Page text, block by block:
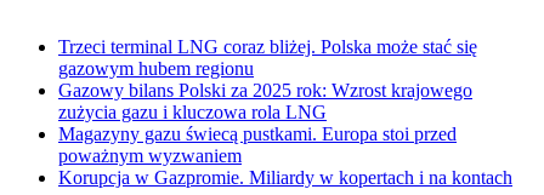
Trzeci terminal LNG coraz bliżej. Polska może stać się
gazowym hubem regionu
Gazowy bilans Polski za 2025 rok: Wzrost krajowego
zużycia gazu i kluczowa rola LNG
Magazyny gazu świecą pustkami. Europa stoi przed
poważnym wyzwaniem
Korupcja w Gazpromie. Miliardy w kopertach i na kontach